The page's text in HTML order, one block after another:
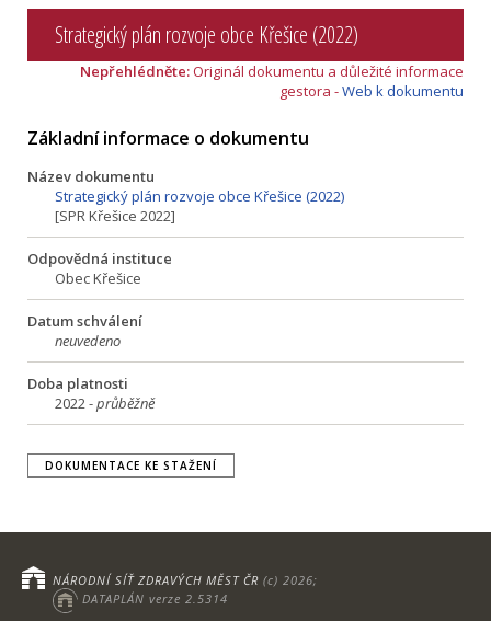
Strategický plán rozvoje obce Křešice (2022)
Nepřehlédněte:Originál dokumentu a důležité informace
gestora -Web k dokumentu
Základní informace o dokumentu
Název dokumentu
Strategický plán rozvoje obce Křešice (2022)
[SPR Křešice 2022]
Odpovědná instituce
Obec Křešice
Datum schválení
neuvedeno
Doba platnosti
2022 -průběžně
DOKUMENTACE KE STAŽENÍ
NÁRODNÍ SÍŤ ZDRAVÝCH MĚST ČR (c) 2026;
DATAPLÁN verze 2.5314